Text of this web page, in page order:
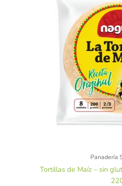
Panadería
Tortillas de Maíz – sin